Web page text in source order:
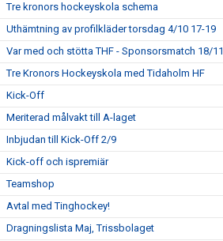
Tre kronors hockeyskola schema
Uthämtning av profilkläder torsdag 4/10 17-19
Var med och stötta THF - Sponsorsmatch 18/11
Tre Kronors Hockeyskola med Tidaholm HF
Kick-Off
Meriterad målvakt till A-laget
Inbjudan till Kick-Off 2/9
Kick-off och ispremiär
Teamshop
Avtal med Tinghockey!
Dragningslista Maj, Trissbolaget